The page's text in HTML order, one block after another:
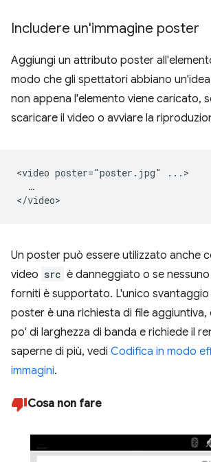
Includere un'immagine poster
Aggiungi un attributo poster
modo che gli spettatori abbiano
non appena l'elemento viene caricato,
scaricare il video o avviare la
<video poster="poster.jpg" ...>
  …
Un poster può essere utilizzato anche
video src è danneggiato o se
forniti è supportato. L'unico svantaggio
poster è una richiesta di file aggiuntiva,
po' di larghezza di banda e richiede il
saperne di più, vedi Codifica in modo
immagini.
Cosa non fare